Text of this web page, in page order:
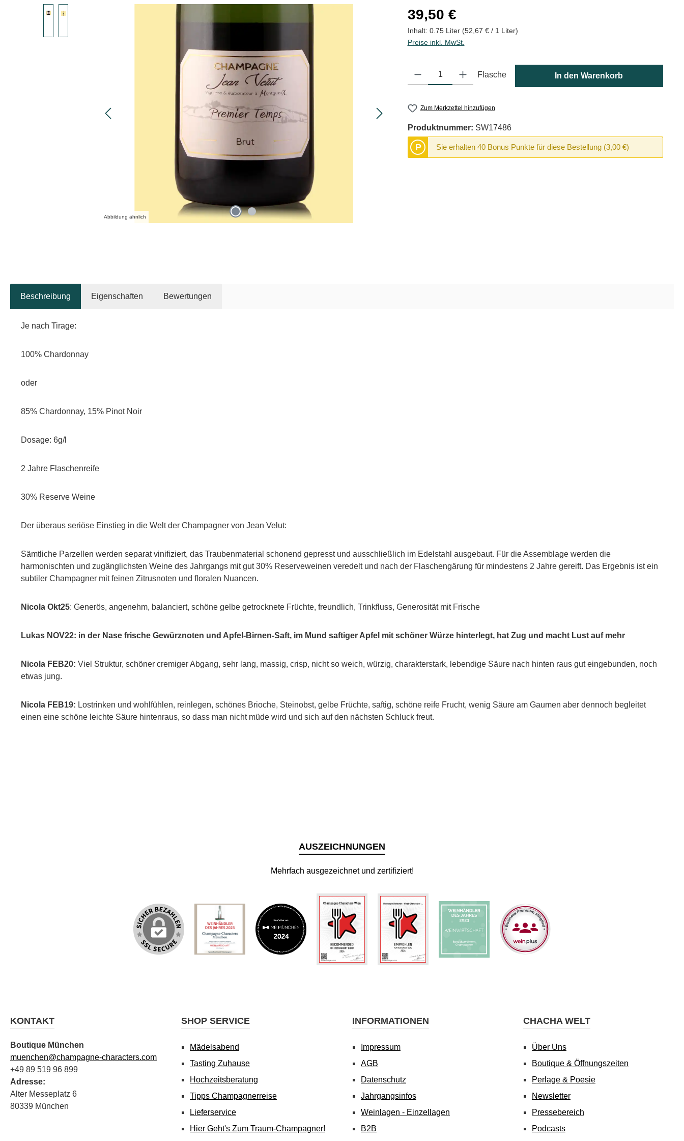
Bildergalerie überspringen
Abbildung ähnlich
Regulärer Preis:
39,50 €
Inhalt: 0.75 Liter (52,67 € / 1 Liter)
Preise inkl. MwSt.
Produkt Anzahl: Gib den gewünschten Wert ein oder benutze die Schaltflächen um
Flasche In den Warenkorb
Zum Merkzettel hinzufügen
Produktnummer: SW17486
P Sie erhalten 40 Bonus Punkte für diese Bestellung (3,00 €)
Beschreibung Eigenschaften Bewertungen
Je nach Tirage:
100% Chardonnay
oder
85% Chardonnay, 15% Pinot Noir
Dosage: 6g/l
2 Jahre Flaschenreife
30% Reserve Weine
Der überaus seriöse Einstieg in die Welt der Champagner von Jean Velut:
Sämtliche Parzellen werden separat vinifiziert, das Traubenmaterial schonend gepresst und ausschließlich im Edelstahl ausgebaut. Für die Assemblage werden die
harmonischten und zugänglichsten Weine des Jahrgangs mit gut 30% Reserveweinen veredelt und nach der Flaschengärung für mindestens 2 Jahre gereift. Das Ergebnis ist ein
subtiler Champagner mit feinen Zitrusnoten und floralen Nuancen.
Nicola Okt25: Generös, angenehm, balanciert, schöne gelbe getrocknete Früchte, freundlich, Trinkfluss, Generosität mit Frische
Lukas NOV22: in der Nase frische Gewürznoten und Apfel-Birnen-Saft, im Mund saftiger Apfel mit schöner Würze hinterlegt, hat Zug und macht Lust auf mehr
Nicola FEB20: Viel Struktur, schöner cremiger Abgang, sehr lang, massig, crisp, nicht so weich, würzig, charakterstark, lebendige Säure nach hinten raus gut eingebunden, noch
etwas jung.
Nicola FEB19: Lostrinken und wohlfühlen, reinlegen, schönes Brioche, Steinobst, gelbe Früchte, saftig, schöne reife Frucht, wenig Säure am Gaumen aber dennoch begleitet
einen eine schöne leichte Säure hintenraus, so dass man nicht müde wird und sich auf den nächsten Schluck freut.
AUSZEICHNUNGEN
Mehrfach ausgezeichnet und zertifiziert!
KONTAKT
Boutique München
muenchen@champagne-characters.com
+49 89 519 96 899
Adresse:
Alter Messeplatz 6
80339 München
SHOP SERVICE
Mädelsabend
Tasting Zuhause
Hochzeitsberatung
Tipps Champagnerreise
Lieferservice
Hier Geht's Zum Traum-Champagner!
INFORMATIONEN
Impressum
AGB
Datenschutz
Jahrgangsinfos
Weinlagen - Einzellagen
B2B
CHACHA WELT
Über Uns
Boutique & Öffnungszeiten
Perlage & Poesie
Newsletter
Pressebereich
Podcasts